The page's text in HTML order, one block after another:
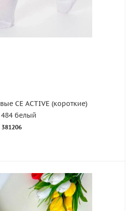
CE ACTIVE (короткие)
484 белый
381206